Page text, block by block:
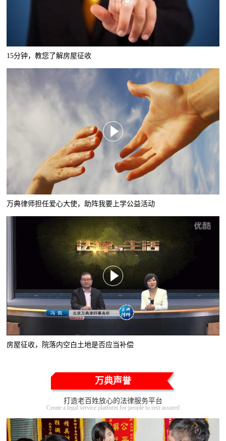
15分钟，教您了解房屋征收
万典律师担任爱心大使，助阵我要上学公益活动
房屋征收，院落内空白土地是否应当补偿
万典声誉
打造老百姓放心的法律服务平台
Create a legal service platform for people to rest assured